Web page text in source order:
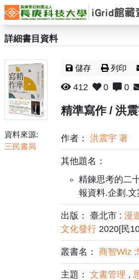
詳細書目資料
資料來源:
三民書局
儲存 列印
412 0 0
精準寫作 / 洪
作者：洪震宇 著
其他題名：
精鍊思考的二
報資料.企劃.
出版： 臺北市 :漫
文化發行 2020[民
叢書名：商智Wiz
主題：文書管理 ,